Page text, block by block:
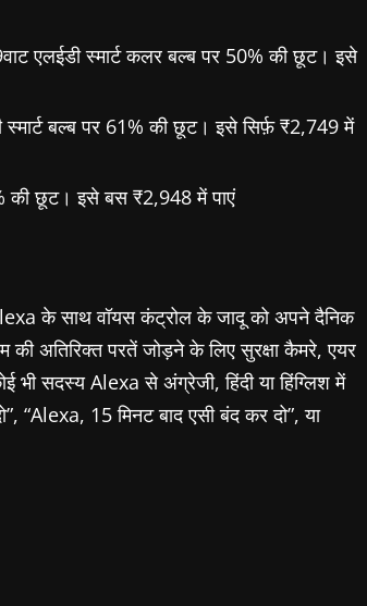
एलईडी स्मार्ट कलर बल्ब पर 50% की छूट। इसे
बल्ब पर 61% की छूट। इसे सिर्फ़ ₹2,749 में
की छूट। इसे बस ₹2,948 में पाएं
के साथ वॉयस कंट्रोल के जादू को अपने दैनिक
अतिरिक्त परतें जोड़ने के लिए सुरक्षा कैमरे, एयर
भी सदस्य Alexa से अंग्रेजी, हिंदी या हिंग्लिश में
“Alexa, 15 मिनट बाद एसी बंद कर दो”, या